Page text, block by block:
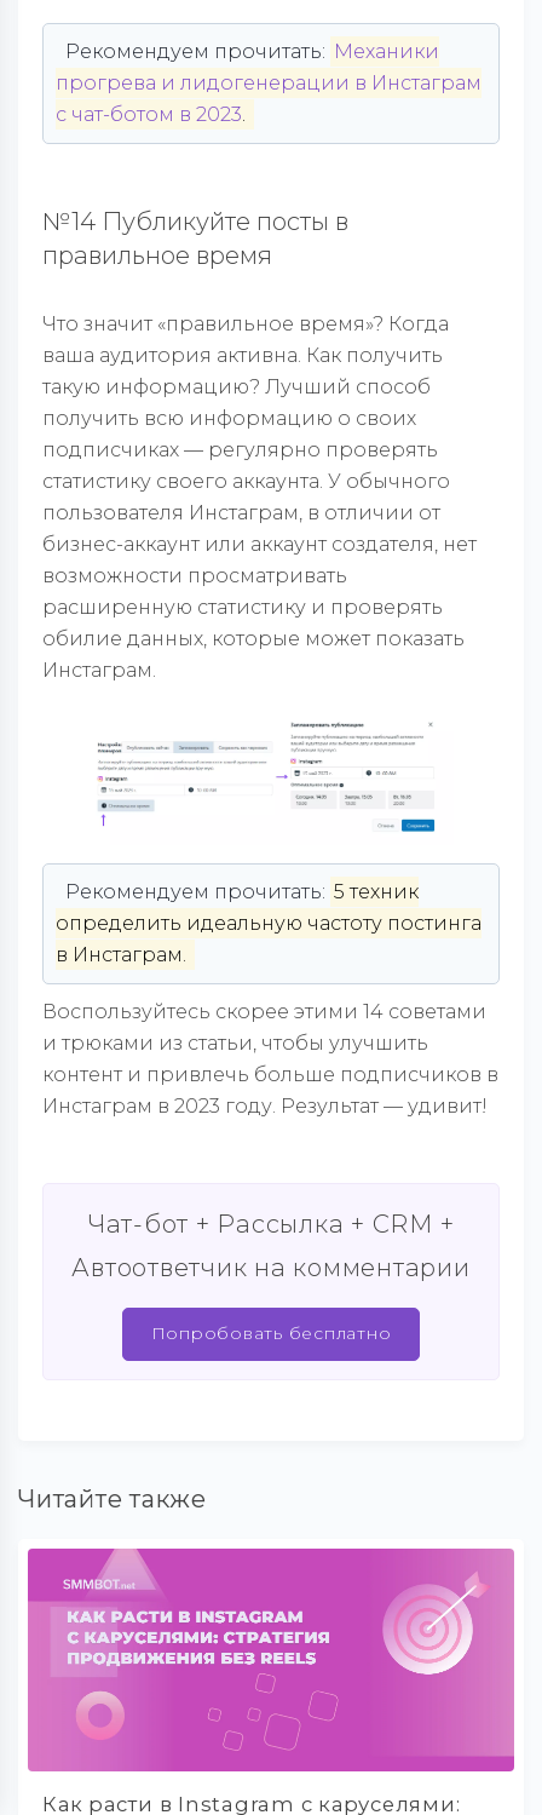
Рекомендуем прочитать: Механики
прогрева и лидогенерации в Инстаграм
с чат-ботом в 2023
№14 Публикуйте посты в
правильное время
Что значит «правильное время»? Когда
ваша аудитория активна. Как получить
такую информацию? Лучший способ
получить всю информацию о своих
подписчиках — регулярно проверять
статистику своего аккаунта. У обычного
пользователя Инстаграм, в отличии от
бизнес-аккаунт или аккаунт создателя, нет
возможности просматривать
расширенную статистику и проверять
обилие данных, которые может показать
Инстаграм.
Рекомендуем прочитать: 5 техник
определить идеальную частоту постинга
в Инстаграм.
Воспользуйтесь скорее этими 14 советами
и трюками из статьи, чтобы улучшить
контент и привлечь больше подписчиков в
Инстаграм в 2023 году. Результат — удивит!
Чат-бот + Рассылка + CRM +
Автоответчик на комментарии
Попробовать бесплатно
Читайте также
Как расти в Instagram с каруселями: